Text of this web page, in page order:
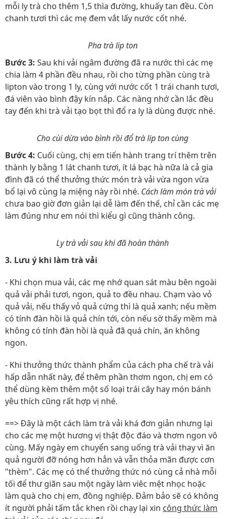
mỗi ly trà cho thêm 1,5 thìa đường, khuấy tan đều. Còn
chanh tươi thì các mẹ đem vắt lấy nước cốt nhé.
Pha trà lip ton
Bước 3: Sau khi vải ngâm đường đã ra nước thì các mẹ
chia làm 4 phần đều nhau, rồi cho từng phần cùng trà
lipton vào trong 1 ly, cùng với nước cốt 1 trái chanh tươi,
đá viên vào bình đậy kín nắp. Các nàng nhớ cần lắc đều
tay đến khi trà vải tạo bọt thì đổ ra ly là dùng được nhé.
Cho cùi dừa vào bình rồi đổ trà lip ton cùng
Bước 4: Cuối cùng, chị em tiến hành trang trí thêm trên
thành ly bằng 1 lát chanh tươi, ít lá bạc hà nữa là cả gia
đình đã có thể thưởng thức món trà vải vừa ngon vừa
bổ lại vô cùng lạ miệng này rồi nhé. Cách làm món trà vải
chưa bao giờ đơn giản lại dễ làm đến thế, chỉ cần các mẹ
làm đúng như em nói thì kiểu gì cũng thành công.
Ly trà vải sau khi đã hoàn thành
3. Lưu ý khi làm trà vải
- Khi chọn mua vải, các mẹ nhớ quan sát màu bên ngoài
quả vải phải tươi, ngon, quả to đều nhau. Chạm vào vỏ
quả vải, nếu thấy vỏ quả cứng thì là quả xanh; nếu mềm
có tính đàn hồi là quả chín tới, còn nếu sờ thấy mềm mà
không có tính đàn hồi là quả đã quá chín, ăn không
ngon.
- Khi thưởng thức thành phẩm của cách pha chế trà vải
hấp dẫn nhất này, để thêm phần thơm ngon, chị em có
thể dùng kèm thêm một số loại trái cây hay món bánh
yêu thích cũng rất hợp vị nhé.
==> Đây là một cách làm trà vải khá đơn giản nhưng lại
cho các mẹ một hương vị thật độc đáo và thơm ngon vô
cùng. Mấy ngày em chuyển sang uống trà vải thay vì ăn
quả người đỡ nóng hơn hẳn và vẫn thỏa mãn được cơn
"thèm". Các mẹ có thể thưởng thức nó cùng cả nhà mỗi
tối để thư giãn sau một ngày làm viêc mệt nhọc hoặc
làm quà cho chị em, đồng nghiệp. Đảm bảo sẽ có không
ít người phải tấm tắc khen rồi chạy lại xin công thức làm